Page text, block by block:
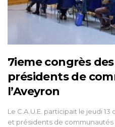
7ieme congrès
présidents de
l’Aveyron
Le C.A.U.E. participait le jeudi
et présidents de communautés